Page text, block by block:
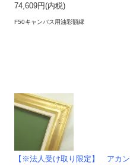
74,609円(内税)
F50キャンバス用油彩額縁
【※法人受け取り限定】 アカン